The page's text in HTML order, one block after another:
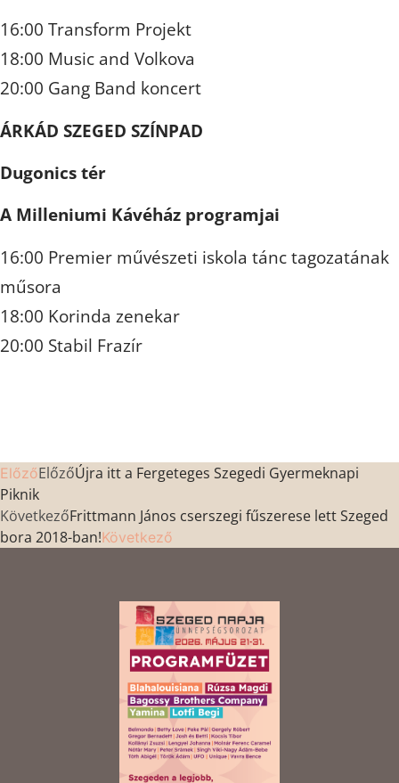
16:00 Transform Projekt
18:00 Music and Volkova
20:00 Gang Band koncert
ÁRKÁD SZEGED SZÍNPAD
Dugonics tér
A Milleniumi Kávéház programjai
16:00 Premier művészeti iskola tánc tagozatának
műsora
18:00 Korinda zenekar
20:00 Stabil Frazír
ElőzőElőzőÚjra itt a Fergeteges Szegedi Gyermeknapi
Piknik
KövetkezőFrittmann János cserszegi fűszerese lett Szeged
bora 2018-ban!Következő